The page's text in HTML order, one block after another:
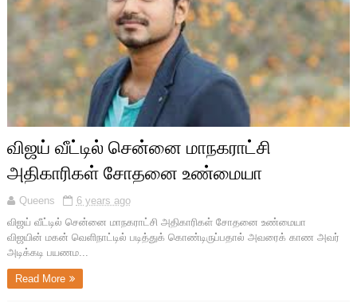
விஜய் வீட்டில் சென்னை மாநகராட்சி
அதிகாரிகள் சோதனை உண்மையா
Queens
6 years ago
விஜய் வீட்டில் சென்னை மாநகராட்சி அதிகாரிகள் சோதனை உண்மையா
விஜயின் மகன் வெளிநாட்டில் படித்துக் கொண்டிருப்பதால் அவரைக் காண அவர்
அடிக்கடி பயணம...
Read More